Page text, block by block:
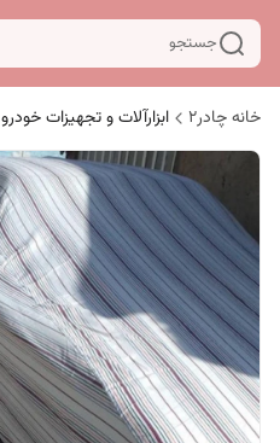
جستجو
خانه چادر۲ ابزارآلات و تجهیزات خودرو